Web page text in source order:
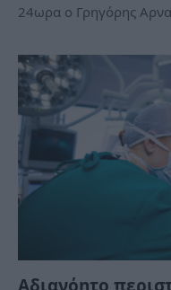
24ωρα ο Γρηγόρης